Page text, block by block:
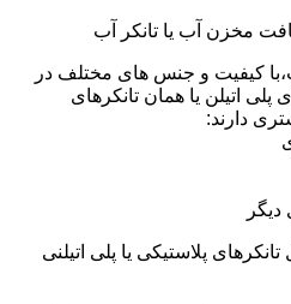
مخزن آب یا تانکر آب
کیفیت و جنس های مختلف در
اتیلن یا همان تانکرهای
دارند:
پلاستیکی یا پلی اتیلنی